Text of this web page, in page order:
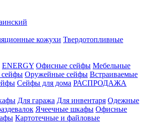
кожухи Твердотопливные
ENERGY Офисные сейфы Мебельные
сейфы Оружейные сейфы Встраиваемые
Сейфы для дома РАСПРОДАЖА
Для гаража Для инвентаря Одежные
Ячеечные шкафы Офисные
Картотечные и файловые